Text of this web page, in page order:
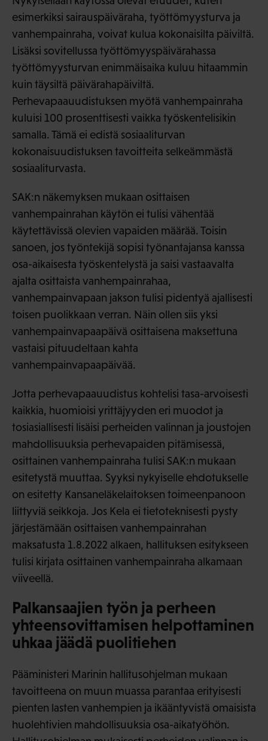
esimerkiksi sairauspäiväraha, työttömyysturva ja
vanhempainraha, voivat kulua kokonaisilta päiviltä.
Lisäksi sovitellussa työttömyyspäivärahassa
työttömyysturvan enimmäisaika kuluu hitaammin
kuin täysiltä päivärahapäiviltä.
Perhevapaauudistuksen myötä vanhempainraha
kuluisi 100 prosenttisesti vaikka työskentelisikin
samalla. Tämä ei edistä sosiaaliturvan
kokonaisuudistuksen tavoitteita selkeämmästä
sosiaaliturvasta.
SAK:n näkemyksen mukaan osittaisen
vanhempainrahan käytön ei tulisi vähentää
käytettävissä olevien vapaiden määrää. Toisin
sanoen, jos työntekijä sopisi työnantajansa kanssa
osa-aikaisesta työskentelystä ja saisi vastaavalta
ajalta osittaista vanhempainrahaa,
vanhempainvapaan jakson tulisi pidentyä ajallisesti
toisen puolikkaan verran. Näin ollen siis yksi
vanhempainvapaapäivä osittaisena maksettuna
vastaisi pituudeltaan kahta
vanhempainvapaapäivää.
Jotta perhevapaauudistus kohtelisi tasa-arvoisesti
kaikkia, huomioisi yrittäjyyden eri muodot ja
tosiasiallisesti lisäisi perheiden valinnan ja joustojen
mahdollisuuksia perhevapaiden pitämisessä,
osittainen vanhempainraha tulisi SAK:n mukaan
esitetystä muuttaa. Syyksi nykyiselle ehdotukselle
on esitetty Kansaneläkelaitoksen toimeenpanoon
liittyviä seikkoja. Jos Kela ei tietoteknisesti pysty
järjestämään osittaisen vanhempainrahan
maksatusta 1.8.2022 alkaen, hallituksen esitykseen
tulisi kirjata osittainen vanhempainraha alkamaan
viiveellä.
Palkansaajien työn ja perheen
yhteensovittamisen helpottaminen
uhkaa jäädä puolitiehen
Pääministeri Marinin hallitusohjelman mukaan
tavoitteena on muun muassa parantaa erityisesti
pienten lasten vanhempien ja ikääntyvistä omaisista
huolehtivien mahdollisuuksia osa-aikatyöhön.